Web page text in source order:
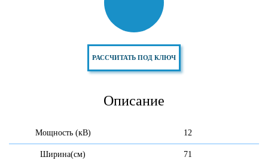
РАССЧИТАТЬ ПОД КЛЮЧ
Описание
Мощность (кВ) 12
Ширина(см) 71